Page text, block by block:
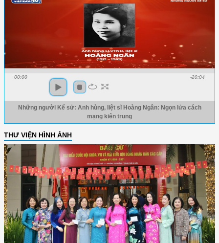
00:00 -20:04
Những người Kể sử: Anh hùng, liệt sĩ Hoàng Ngân: Ngọn lửa cách
mạng kiên trung
THƯ VIỆN HÌNH ẢNH